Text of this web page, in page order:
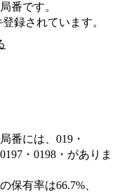
番です。
録されています。
番には、019・
・0198・がありま
保有率は66.7%、